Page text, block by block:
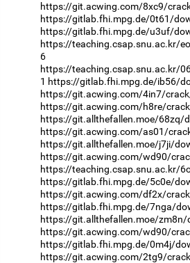
https://git.acwing.com/8xc9/
https://gitlab.fhi.mpg.de/0t61/
https://gitlab.fhi.mpg.de/u3uf/
https://teaching.csap.snu.ac.kr/
6
https://teaching.csap.snu.ac.kr/
1 https://gitlab.fhi.mpg.de/ib56/
https://git.acwing.com/4in7/
https://git.acwing.com/h8re/
https://git.allthefallen.moe/68zq/
https://git.acwing.com/as01/
https://git.allthefallen.moe/j7ji/
https://git.acwing.com/wd90/
https://teaching.csap.snu.ac.kr/
https://gitlab.fhi.mpg.de/5c0e/
https://git.acwing.com/df2x/
https://gitlab.fhi.mpg.de/7nga/
https://git.allthefallen.moe/
https://git.acwing.com/wd90/
https://gitlab.fhi.mpg.de/0m4j/
https://git.acwing.com/2tg9/